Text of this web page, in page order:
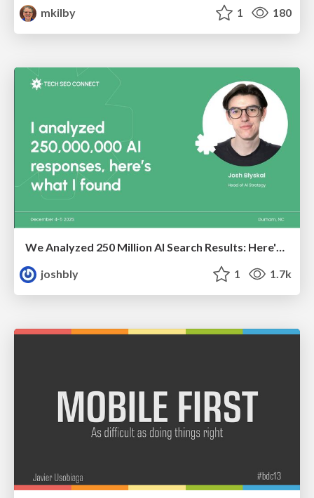
mkilby
1 180
We Analyzed 250 Million AI Search Results: Here's What I Found
joshbly
1 1.7k